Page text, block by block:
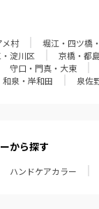
メ村 堀江・四ツ橋
淀川区 京橋・都
守口・門真・大東
和泉・岸和田 泉佐
から探す
ハンドケアカラー